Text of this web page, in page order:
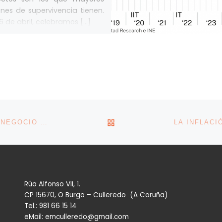
de supervivencia tienen.
de abril, celebramos […]
VOLVER A LA LISTA DE
Rúa Alfonso VII, 1.
CP 15670, O Burgo – Culleredo (A Coruña)
Tel.: 981 66 15 14
eMail: emculleredo@gmail.com